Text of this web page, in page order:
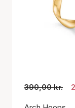
390,00 kr.